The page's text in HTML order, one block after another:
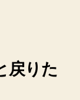
戻りた